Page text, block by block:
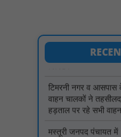
टिमरनी नगर व आसपास
वाहन चालकों ने
मस्तूरी जनपद पंचायत में
संपन्न, वीबी-जी राम-
तकनीकी प्रबंधन की दी